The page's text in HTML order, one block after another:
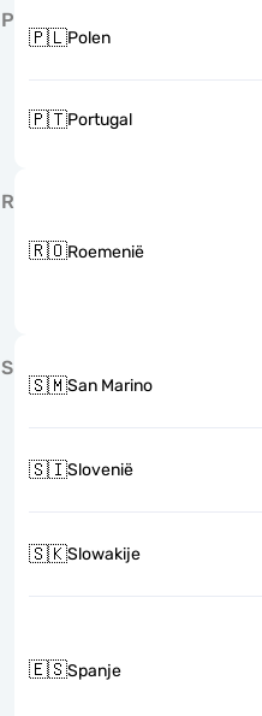
P
🇵🇱Polen
🇵🇹Portugal
R
🇷🇴Roemenië
S
🇸🇲San Marino
🇸🇮Slovenië
🇸🇰Slowakije
🇪🇸Spanje